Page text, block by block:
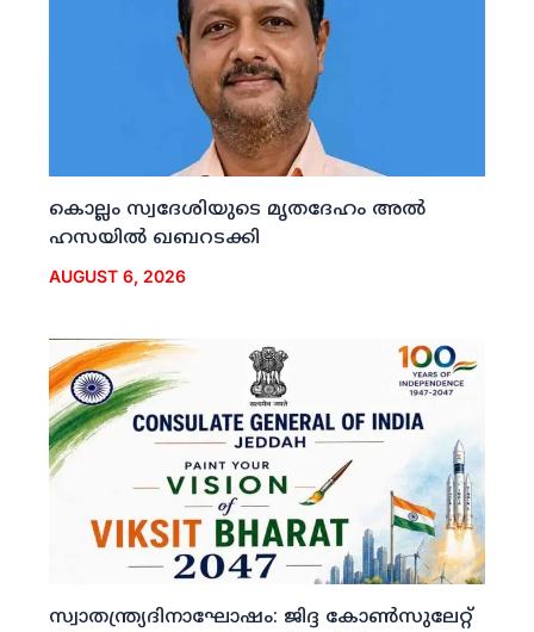
കൊല്ലം സ്വദേശിയുടെ മൃതദേഹം അല്‍
ഹസയില്‍ ഖബറടക്കി
AUGUST 6, 2026
സ്വാതന്ത്ര്യദിനാഘോഷം: ജിദ്ദ കോണ്‍സുലേറ്റ്